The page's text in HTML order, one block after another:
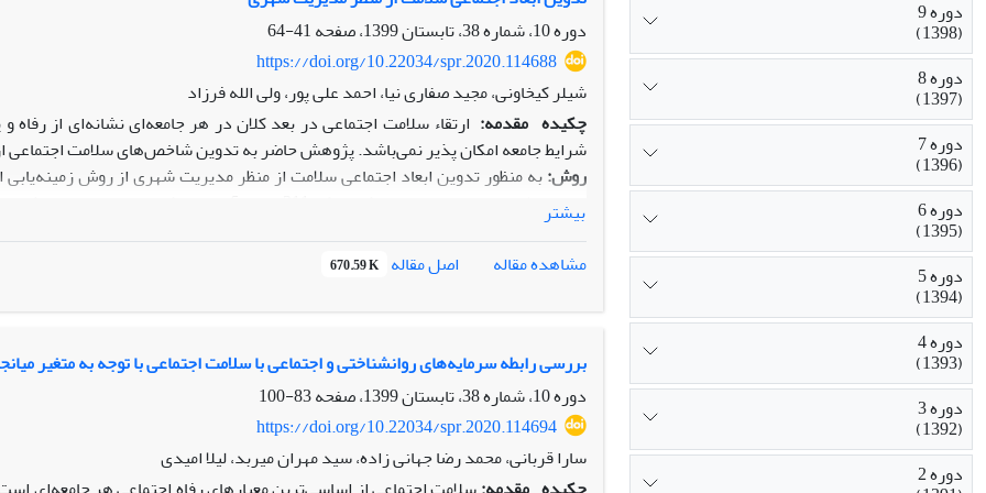
سلامت جنسی زنان سالمند است، همچنین سلامت روانی نسبت به سلامت اجتماعی پیش
نتیجه گیری:بر این اساس می‌توان نتیجه گرفت که عملکرد جنسی زنان یک فرایند چند
افسردگی و مولفه‌های اجتماعی از جمله پذیرش اجتماعی، بطور موثرتری بر سلامت جنسی
دوره 10، شماره 38، تابستان 1399، صفحه
41-64
https://doi.org/10.22034/spr.2020.114688
شیلر کیخاونی، مجید صفاری نیا، احمد علی پور، ولی الله فرزاد
چکیده مقدمه: ارتقاء سلامت اجتماعی در بعد کلان در هر جامعه‌ای نشانه‌ای از
شرایط جامعه امکان پذیر نمی‌باشد. پژوهش حاضر به تدوین شاخص‌های سلامت اجتماعی
روش:به منظور تدوین ابعاد اجتماعی سلامت از منظر مدیریت شهری از روش
اجتماعی و مدیران ارشد شهری جهت بررسی شاخص‌های سلامت اجتماعی از منظر
شاخص‌ها از روش تحلیل عاملی اکتشافی استفاده شد.
یافته‌ها:نتایج حاصل از تحلیل اکتشافی حاکی از وجود 20 شاخص و 114 نشانگر به عنوان مؤلفه‌های اجتماعی سلامت از منظر مدیریت شهری بود.
مدل، می‌توان به ارتقاء سلامت اجتماعی در طرح ها و پروژه‌های شهری کمک کرد.
بیشتر
مشاهده مقاله
اصل مقاله 670.59 K
بررسی رابطه سرمایه‌های روانشناختی و اجتماعی با سلامت اجتماعی با توجه به متغیر
دوره 10، شماره 38، تابستان 1399، صفحه
83-100
https://doi.org/10.22034/spr.2020.114694
سارا قربانی، محمد رضا جهانی زاده، سید مهران میربد، لیلا امیدی
دوره 9
(1398)
دوره 8
(1397)
دوره 7
(1396)
دوره 6
(1395)
دوره 5
(1394)
دوره 4
(1393)
دوره 3
(1392)
دوره 2